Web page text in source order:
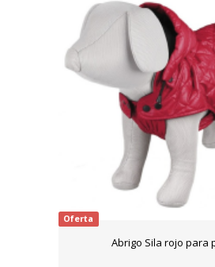
Oferta
Abrigo Sila rojo para